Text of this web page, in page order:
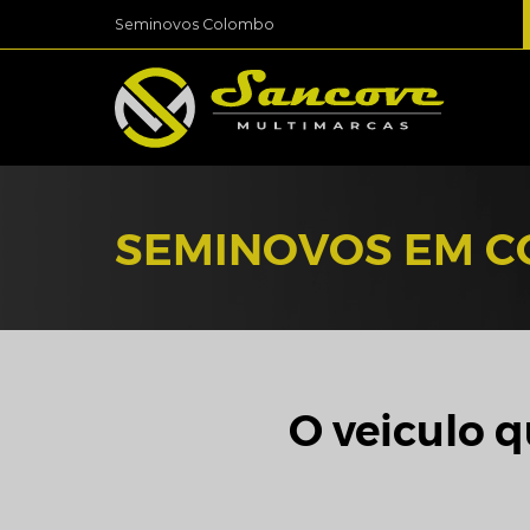
Seminovos Colombo
SEMINOVOS EM
O veiculo